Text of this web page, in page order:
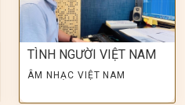
TÌNH NGƯỜI VIỆT NAM
ÂM NHẠC VIỆT NAM